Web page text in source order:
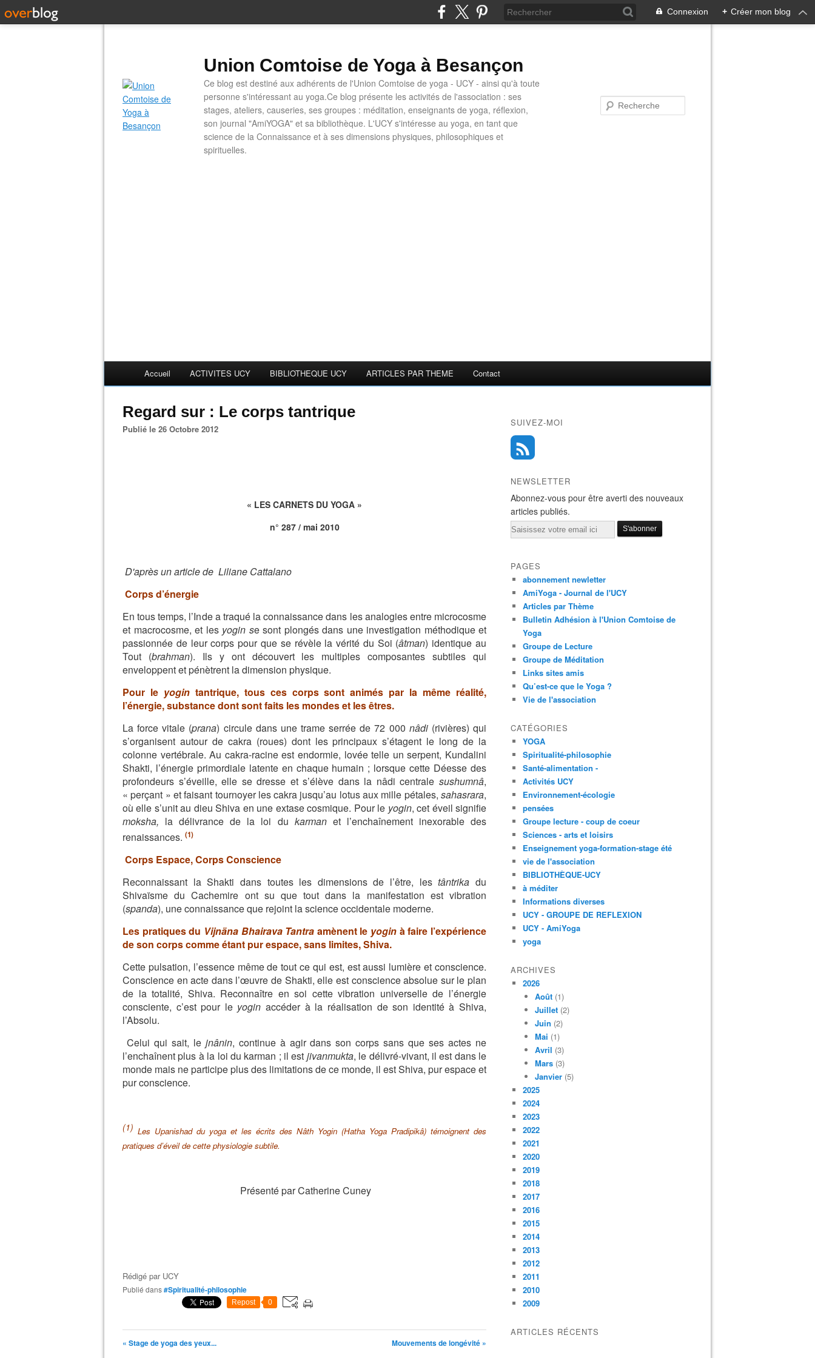
Connexion + Créer mon blog
Union Comtoise de Yoga à Besançon
Ce blog est destiné aux adhérents de l'Union Comtoise de yoga - UCY - ainsi qu'à toute
personne s'intéressant au yoga.Ce blog présente les activités de l'association : ses
stages, ateliers, causeries, ses groupes : méditation, enseignants de yoga, réflexion,
son journal "AmiYOGA" et sa bibliothèque. L'UCY s'intéresse au yoga, en tant que
science de la Connaissance et à ses dimensions physiques, philosophiques et
spirituelles.
Accueil ACTIVITES UCY BIBLIOTHEQUE UCY ARTICLES PAR THEME Contact
Regard sur : Le corps tantrique
Publié le 26 Octobre 2012
« LES CARNETS DU YOGA »
n° 287 / mai 2010
D'après un article de Liliane Cattalano
Corps d’énergie
En tous temps, l’Inde a traqué la connaissance dans les analogies entre microcosme
et macrocosme, et les yogin se sont plongés dans une investigation méthodique et
passionnée de leur corps pour que se révèle la vérité du Soi (âtman) identique au
Tout (brahman). Ils y ont découvert les multiples composantes subtiles qui
enveloppent et pénètrent la dimension physique.
Pour le yogin tantrique, tous ces corps sont animés par la même réalité,
l’énergie, substance dont sont faits les mondes et les êtres.
La force vitale (prana) circule dans une trame serrée de 72 000 nâdi (rivières) qui
s’organisent autour de cakra (roues) dont les principaux s’étagent le long de la
colonne vertébrale. Au cakra-racine est endormie, lovée telle un serpent, Kundalini
Shakti, l’énergie primordiale latente en chaque humain ; lorsque cette Déesse des
profondeurs s’éveille, elle se dresse et s’élève dans la nâdi centrale sushumnâ,
« perçant » et faisant tournoyer les cakra jusqu’au lotus aux mille pétales, sahasrara,
où elle s’unit au dieu Shiva en une extase cosmique. Pour le yogin, cet éveil signifie
moksha, la délivrance de la loi du karman et l’enchaînement inexorable des
renaissances. (1)
Corps Espace, Corps Conscience
Reconnaissant la Shakti dans toutes les dimensions de l’être, lestântrika du
Shivaïsme du Cachemire ont su que tout dans la manifestation est vibration
(spanda), une connaissance que rejoint la science occidentale moderne.
Les pratiques du Vijnäna Bhairava Tantra amènent le yogin à faire l’expérience
de son corps comme étant pur espace, sans limites, Shiva.
Cette pulsation, l’essence même de tout ce qui est, est aussi lumière et conscience.
Conscience en acte dans l’œuvre de Shakti, elle est conscience absolue sur le plan
de la totalité, Shiva. Reconnaître en soi cette vibration universelle de l’énergie
consciente, c’est pour le yogin accéder à la réalisation de son identité à Shiva,
l’Absolu.
Celui qui sait, le jnânin, continue à agir dans son corps sans que ses actes ne
l’enchaînent plus à la loi du karman ; il est jivanmukta, le délivré-vivant, il est dans le
monde mais ne participe plus des limitations de ce monde, il est Shiva, pur espace et
pur conscience.
(1) Les Upanishad du yoga et les écrits des Nâth Yogin (Hatha Yoga Pradipikâ) témoignent des
pratiques d’éveil de cette physiologie subtile.
Présenté par Catherine Cuney
Rédigé par UCY
Publié dans#Spiritualité-philosophie
Repost 0
« Stage de yoga des yeux... Mouvements de longévité »
SUIVEZ-MOI
NEWSLETTER
Abonnez-vous pour être averti des nouveaux
articles publiés.
Email
PAGES
abonnement newletter
AmiYoga - Journal de l'UCY
Articles par Thème
Bulletin Adhésion à l'Union Comtoise de
Yoga
Groupe de Lecture
Groupe de Méditation
Links sites amis
Qu’est-ce que le Yoga ?
Vie de l'association
CATÉGORIES
YOGA
Spiritualité-philosophie
Santé-alimentation -
Activités UCY
Environnement-écologie
pensées
Groupe lecture - coup de coeur
Sciences - arts et loisirs
Enseignement yoga-formation-stage été
vie de l'association
BIBLIOTHÈQUE-UCY
à méditer
Informations diverses
UCY - GROUPE DE REFLEXION
UCY - AmiYoga
yoga
ARCHIVES
2026
Août (1)
Juillet (2)
Juin (2)
Mai (1)
Avril (3)
Mars (3)
Janvier (5)
2025
2024
2023
2022
2021
2020
2019
2018
2017
2016
2015
2014
2013
2012
2011
2010
2009
ARTICLES RÉCENTS